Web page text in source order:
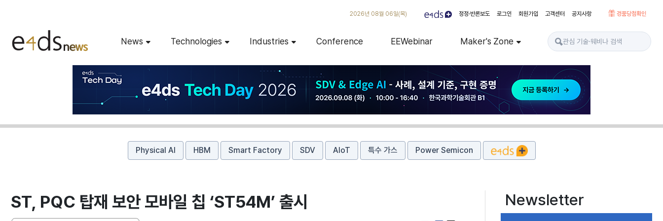
2026년 08월 06일(목) 정정·반론보도 로그인 회원가입 고객센터 공지사항 경품당첨확인
News Technologies Industries Conference EEWebinar Maker's Zone
Physical AI HBM Smart Factory SDV AIoT 특수 가스 Power Semicon
ST, PQC 탑재 보안 모바일 칩 ‘ST54M’ 출시 Newsletter